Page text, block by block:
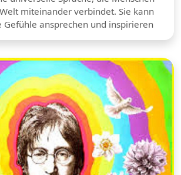
miteinander verbindet. Sie kann
Gefühle ansprechen und inspirieren